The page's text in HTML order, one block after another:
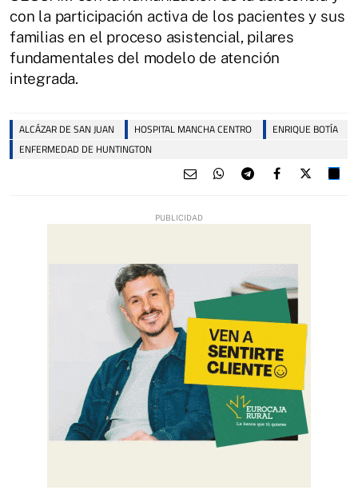
con la participación activa de los pacientes y sus
familias en el proceso asistencial, pilares
fundamentales del modelo de atención
integrada.
ALCÁZAR DE SAN JUAN HOSPITAL MANCHA CENTRO
ENRIQUE BOTÍA
ENFERMEDAD DE HUNTINGTON